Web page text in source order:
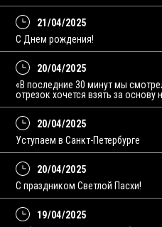
21/04/2025
С Днем рождения!
20/04/2025
«В последние 30 минут мы
отрезок хочется взять за основу
20/04/2025
Уступаем в Санкт-Петербурге
20/04/2025
С праздником Светлой Пасхи!
19/04/2025